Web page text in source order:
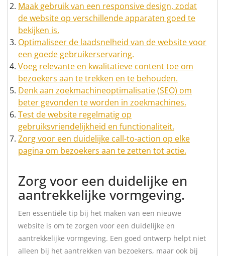
Maak gebruik van een responsive design, zodat
de website op verschillende apparaten goed te
bekijken is.
Optimaliseer de laadsnelheid van de website voor
een goede gebruikerservaring.
Voeg relevante en kwalitatieve content toe om
bezoekers aan te trekken en te behouden.
Denk aan zoekmachineoptimalisatie (SEO) om
beter gevonden te worden in zoekmachines.
Test de website regelmatig op
gebruiksvriendelijkheid en functionaliteit.
Zorg voor een duidelijke call-to-action op elke
pagina om bezoekers aan te zetten tot actie.
Zorg voor een duidelijke en
aantrekkelijke vormgeving.
Een essentiële tip bij het maken van een nieuwe
website is om te zorgen voor een duidelijke en
aantrekkelijke vormgeving. Een goed ontwerp helpt niet
alleen bij het aantrekken van bezoekers, maar ook bij